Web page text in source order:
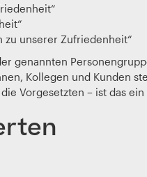
unserer Zufriedenheit“
genannten
Kollegen und Kunden
Vorgesetzten – ist das